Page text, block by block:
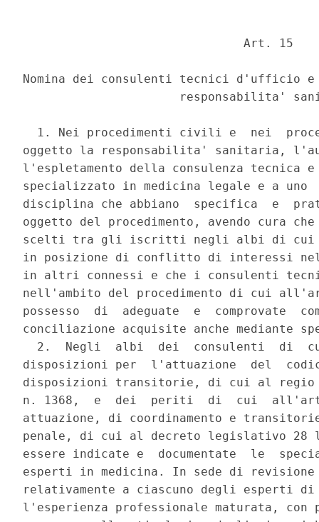
                               Art. 15
Nomina dei consulenti tecnici
responsabilita'
1. Nei procedimenti civili e  nei
oggetto la responsabilita' sanitaria,
l'espletamento della consulenza tecnica
specializzato in medicina legale e a
disciplina che abbiano  specifica  e
oggetto del procedimento, avendo cura
scelti tra gli iscritti negli albi di cui ai
in posizione di conflitto di interessi
in altri connessi e che i consulenti
nell'ambito del procedimento di cui
possesso  di  adeguate  e  comprovate
conciliazione acquisite anche
2.  Negli  albi  dei  consulenti  di
disposizioni per  l'attuazione  del
disposizioni transitorie, di cui al regio
n. 1368,  e  dei  periti  di  cui
attuazione, di coordinamento e
penale, di cui al decreto legislativo 28
essere indicate e  documentate  le
esperti in medicina. In sede di
relativamente a ciascuno degli esperti
l'esperienza professionale maturata,